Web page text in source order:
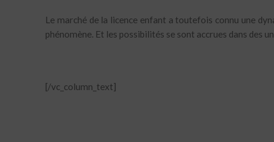
Le marché de la licence enfant a toutefois connu une
phénomène. Et les possibilités se sont accrues dans des
[/vc_column_text]